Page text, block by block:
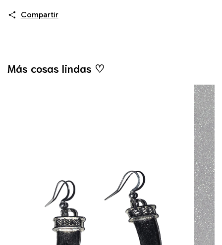
Compartir
Más cosas lindas ♡